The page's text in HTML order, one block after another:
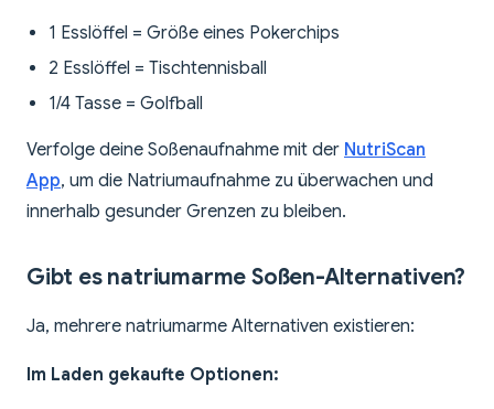
1 Esslöffel = Größe eines Pokerchips
2 Esslöffel = Tischtennisball
1/4 Tasse = Golfball
Verfolge deine Soßenaufnahme mit der NutriScan
App, um die Natriumaufnahme zu überwachen und
innerhalb gesunder Grenzen zu bleiben.
Gibt es natriumarme Soßen-Alternativen?
Ja, mehrere natriumarme Alternativen existieren:
Im Laden gekaufte Optionen: